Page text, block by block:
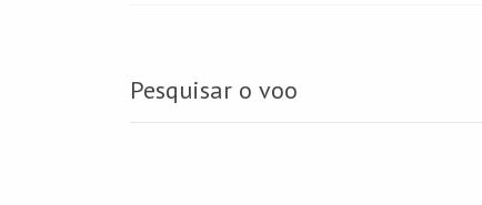
Pesquisar o voo